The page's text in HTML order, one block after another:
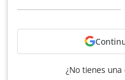
¿No tienes una